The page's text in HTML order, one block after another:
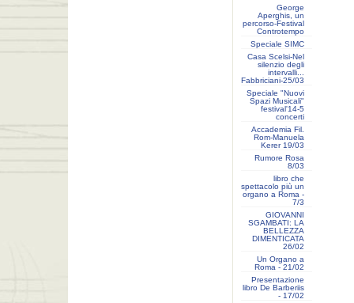
George
Aperghis, un
percorso-Festival
Controtempo
Speciale SIMC
Casa Scelsi-Nel
silenzio degli
intervalli...
Fabbriciani-25/03
Speciale "Nuovi
Spazi Musicali"
festival'14-5
concerti
Accademia Fil.
Rom-Manuela
Kerer 19/03
Rumore Rosa
8/03
libro che
spettacolo più un
organo a Roma -
7/3
GIOVANNI
SGAMBATI: LA
BELLEZZA
DIMENTICATA
26/02
Un Organo a
Roma - 21/02
Presentazione
libro De Barberiis
- 17/02